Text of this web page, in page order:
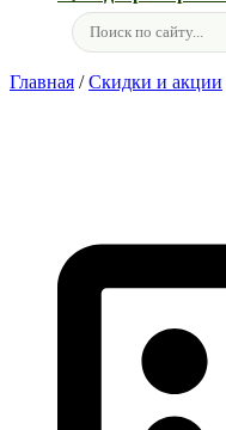
Главная /Скидки и акции